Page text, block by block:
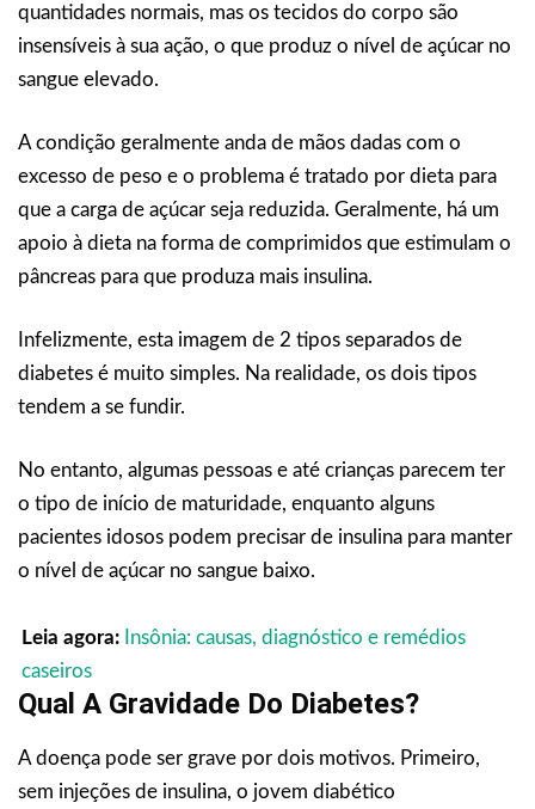
quantidades normais, mas os tecidos do corpo são
insensíveis à sua ação, o que produz o nível de açúcar no
sangue elevado.
A condição geralmente anda de mãos dadas com o
excesso de peso e o problema é tratado por dieta para
que a carga de açúcar seja reduzida. Geralmente, há um
apoio à dieta na forma de comprimidos que estimulam o
pâncreas para que produza mais insulina.
Infelizmente, esta imagem de 2 tipos separados de
diabetes é muito simples. Na realidade, os dois tipos
tendem a se fundir.
No entanto, algumas pessoas e até crianças parecem ter
o tipo de início de maturidade, enquanto alguns
pacientes idosos podem precisar de insulina para manter
o nível de açúcar no sangue baixo.
Leia agora: Insônia: causas, diagnóstico e remédios
caseiros
Qual A Gravidade Do Diabetes?
A doença pode ser grave por dois motivos. Primeiro,
sem injeções de insulina, o jovem diabético